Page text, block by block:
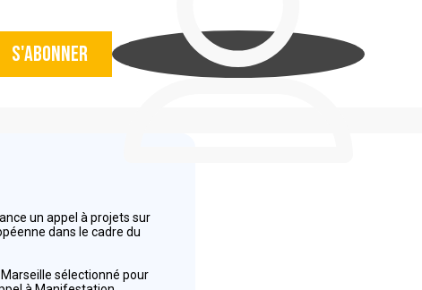
S'abonner
un appel à projets sur
dans le cadre du
Marseille sélectionné pour